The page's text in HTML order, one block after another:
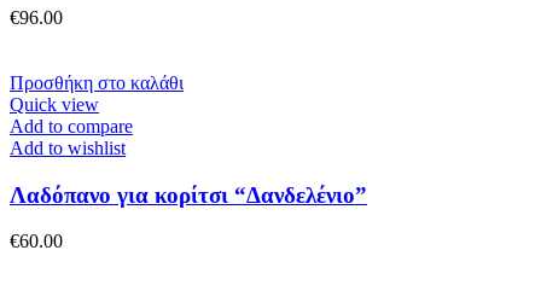
επιλεγούν
στη
σελίδα
του
προϊόντος
€96.00
Προσθήκη στο καλάθι
Quick view
Add to compare
Add to wishlist
Λαδόπανο για κορίτσι “Δανδελένιο”
€60.00